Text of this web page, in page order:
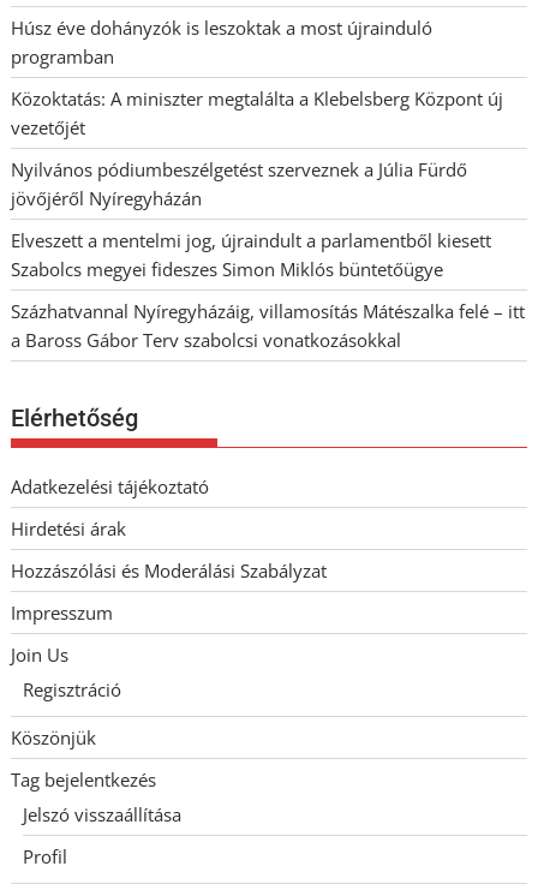
Húsz éve dohányzók is leszoktak a most újrainduló
programban
Közoktatás: A miniszter megtalálta a Klebelsberg Központ új
vezetőjét
Nyilvános pódiumbeszélgetést szerveznek a Júlia Fürdő
jövőjéről Nyíregyházán
Elveszett a mentelmi jog, újraindult a parlamentből kiesett
Szabolcs megyei fideszes Simon Miklós büntetőügye
Százhatvannal Nyíregyházáig, villamosítás Mátészalka felé – itt
a Baross Gábor Terv szabolcsi vonatkozásokkal
Elérhetőség
Adatkezelési tájékoztató
Hirdetési árak
Hozzászólási és Moderálási Szabályzat
Impresszum
Join Us
Regisztráció
Köszönjük
Tag bejelentkezés
Jelszó visszaállítása
Profil